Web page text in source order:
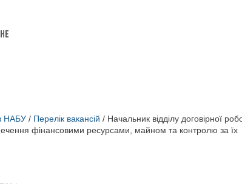
НАБУ / Перелік вакансій / Начальник відділу договірної
фінансовими ресурсами, майном та контролю за їх